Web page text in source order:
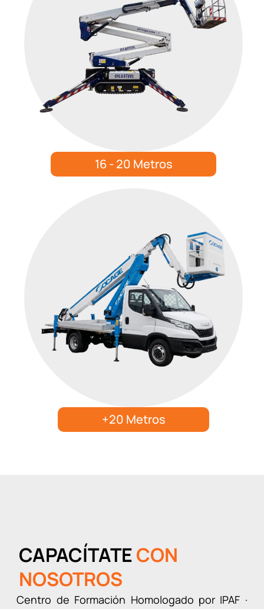
16 - 20 Metros
+20 Metros
CAPACÍTATECON
NOSOTROS
Centro de Formación Homologado por IPAF ·